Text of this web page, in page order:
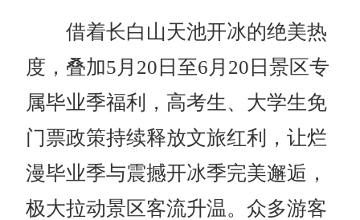
借着长白山天池开冰的绝美热
度，叠加5 月 20 日至6 月 20 日景区专
属毕业季福利，高考生、大学生免
门票政策持续释放文旅红利，让烂
漫毕业季与震撼开冰季完美邂逅，
极大拉动景区客流升温。众多游客